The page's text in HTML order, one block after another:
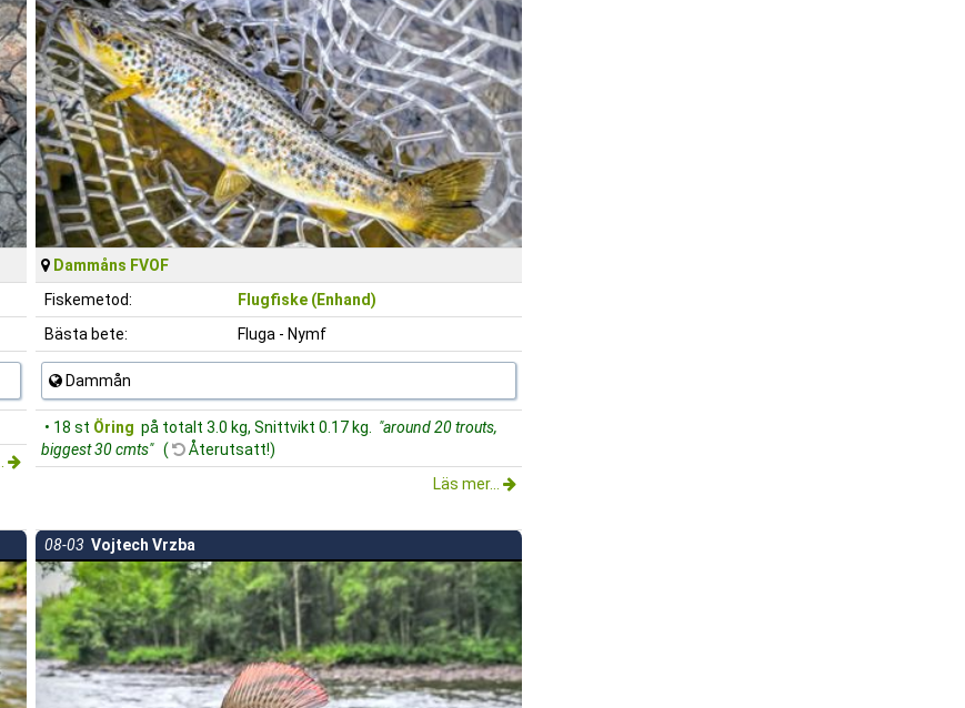
Dammåns FVOF
Fiskemetod:
Flugfiske (Enhand)
Bästa bete:
Fluga - Nymf
Dammån
• 18 st Öring på totalt 3.0 kg, Snittvikt 0.17 kg.
"around 20 trouts,
biggest 30 cmts" (
Återutsatt!)
Läs mer...
08-03 Vojtech Vrzba